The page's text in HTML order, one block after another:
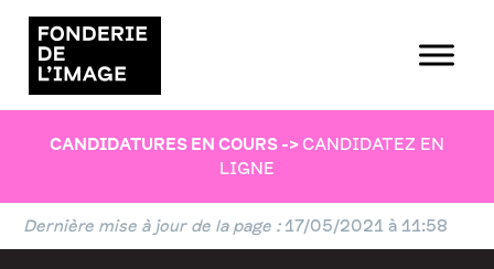
CANDIDATURES EN COURS -> CANDIDATEZ EN
LIGNE
Dernière mise à jour de la page : 17/05/2021 à 11:58